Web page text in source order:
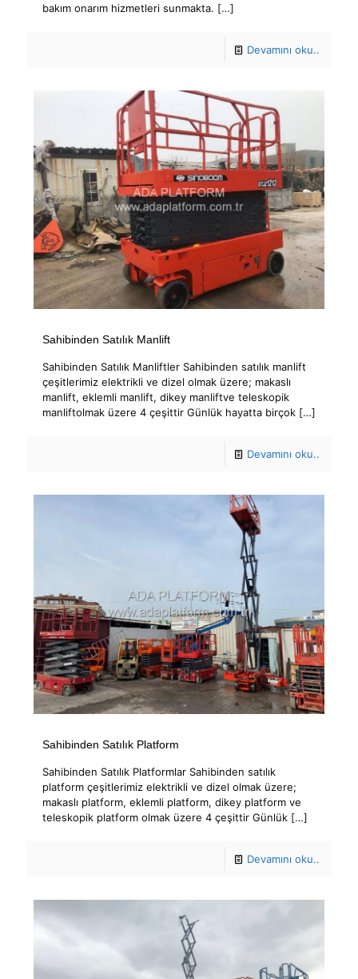
bakım onarım hizmetleri sunmakta. […]
Devamını oku..
Sahibinden Satılık Manlift
Sahibinden Satılık Manliftler Sahibinden satılık manlift
çeşitlerimiz elektrikli ve dizel olmak üzere; makaslı
manlift, eklemli manlift, dikey manliftve teleskopik
manliftolmak üzere 4 çeşittir Günlük hayatta birçok […]
Devamını oku..
Sahibinden Satılık Platform
Sahibinden Satılık Platformlar Sahibinden satılık
platform çeşitlerimiz elektrikli ve dizel olmak üzere;
makaslı platform, eklemli platform, dikey platform ve
teleskopik platform olmak üzere 4 çeşittir Günlük […]
Devamını oku..